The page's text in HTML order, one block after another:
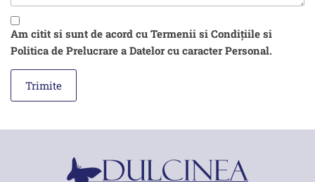
Am citit si sunt de acord cu Termenii si Condițiile si
Politica de Prelucrare a Datelor cu caracter Personal.